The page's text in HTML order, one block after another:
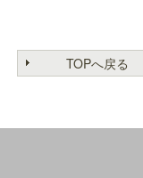
TOPへ戻る